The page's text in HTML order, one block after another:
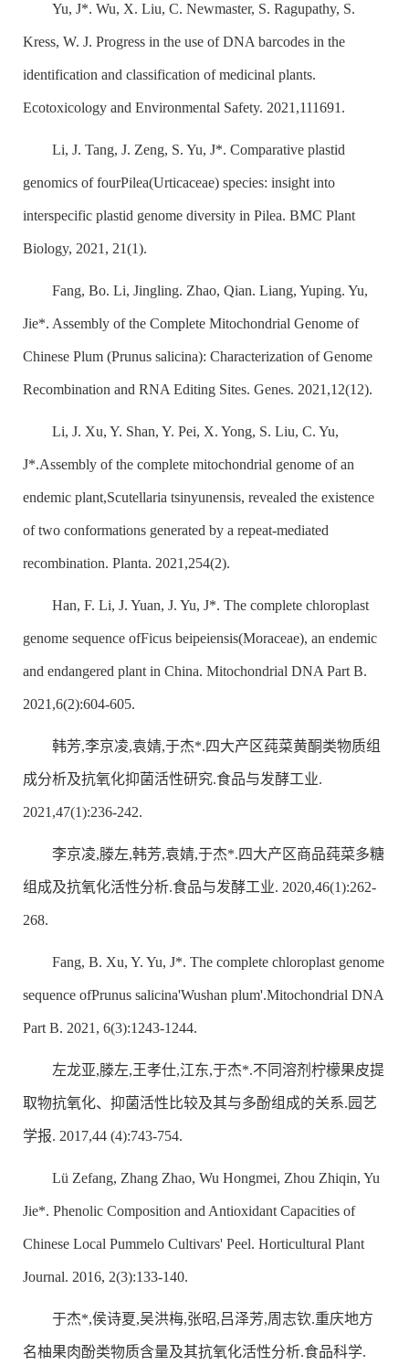
Yu, J*. Wu, X. Liu, C. Newmaster, S. Ragupathy, S.
Kress, W. J. Progress in the use of DNA barcodes in the
identification and classification of medicinal plants.
Ecotoxicology and Environmental Safety. 2021,111691.
Li, J. Tang, J. Zeng, S. Yu, J*. Comparative plastid
genomics of fourPilea(Urticaceae) species: insight into
interspecific plastid genome diversity in Pilea. BMC Plant
Biology, 2021, 21(1).
Fang, Bo. Li, Jingling. Zhao, Qian. Liang, Yuping. Yu,
Jie*. Assembly of the Complete Mitochondrial Genome of
Chinese Plum (Prunus salicina): Characterization of Genome
Recombination and RNA Editing Sites. Genes. 2021,12(12).
Li, J. Xu, Y. Shan, Y. Pei, X. Yong, S. Liu, C. Yu,
J*.Assembly of the complete mitochondrial genome of an
endemic plant,Scutellaria tsinyunensis, revealed the existence
of two conformations generated by a repeat-mediated
recombination. Planta. 2021,254(2).
Han, F. Li, J. Yuan, J. Yu, J*. The complete chloroplast
genome sequence ofFicus beipeiensis(Moraceae), an endemic
and endangered plant in China. Mitochondrial DNA Part B.
2021,6(2):604-605.
韩芳,李京凌,袁婧,于杰*.四大产区莼菜黄酮类物质组
成分析及抗氧化抑菌活性研究.食品与发酵工业.
2021,47(1):236-242.
李京凌,滕左,韩芳,袁婧,于杰*.四大产区商品莼菜多糖
组成及抗氧化活性分析.食品与发酵工业. 2020,46(1):262-
268.
Fang, B. Xu, Y. Yu, J*. The complete chloroplast genome
sequence ofPrunus salicina'Wushan plum'.Mitochondrial DNA
Part B. 2021, 6(3):1243-1244.
左龙亚,滕左,王孝仕,江东,于杰*.不同溶剂柠檬果皮提
取物抗氧化、抑菌活性比较及其与多酚组成的关系.园艺
学报. 2017,44 (4):743-754.
Lü Zefang, Zhang Zhao, Wu Hongmei, Zhou Zhiqin, Yu
Jie*. Phenolic Composition and Antioxidant Capacities of
Chinese Local Pummelo Cultivars' Peel. Horticultural Plant
Journal. 2016, 2(3):133-140.
于杰*,侯诗夏,吴洪梅,张昭,吕泽芳,周志钦.重庆地方
名柚果肉酚类物质含量及其抗氧化活性分析.食品科学.